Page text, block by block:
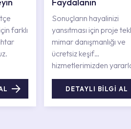
farklı
Sonuçların hayalinizi
yansıtması için proje
mimar danışmanlığı ve
ücretsiz keşif
hizmetlerimizden
DETAYLI BİLGİ AL